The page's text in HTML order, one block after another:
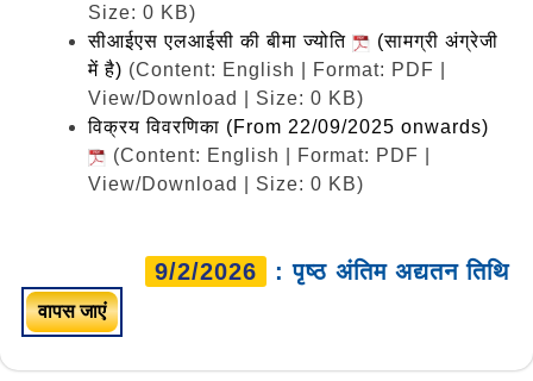
Size: 0 KB)
सीआईएस एलआईसी की बीमा ज्योति
(सामग्री अंग्रेजी
में है) (Content: English | Format: PDF |
View/Download | Size: 0 KB)
विक्रय विवरणिका (From 22/09/2025 onwards)
(Content: English | Format: PDF |
View/Download | Size: 0 KB)
9/2/2026 : पृष्ठ अंतिम अद्यतन तिथि
वापस जाएं